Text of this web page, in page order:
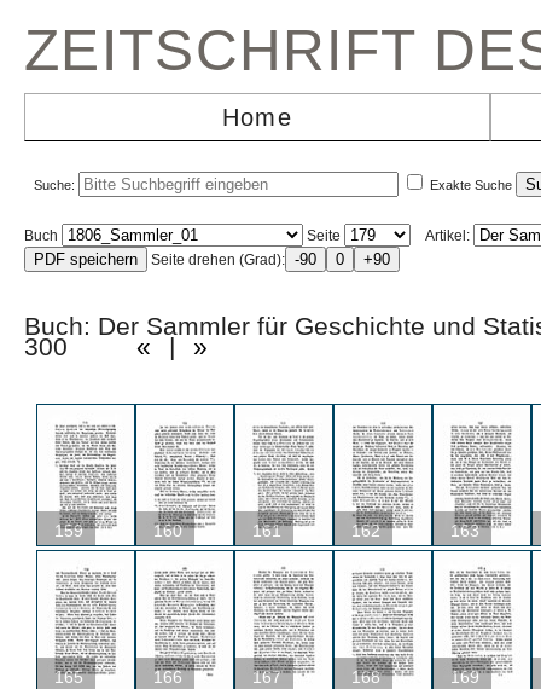
ZEITSCHRIFT
Home
Suche: Exakte Suche
Buch Seite
Artikel:
Seite drehen (Grad):
Buch: Der Sammler für Geschichte und
300 « | »
159 160 161 162 163
165 166 167 168 169